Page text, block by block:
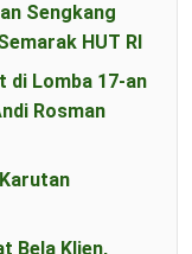
Sengkang
HUT RI
di Lomba 17-an
Rosman
Bela Klien,